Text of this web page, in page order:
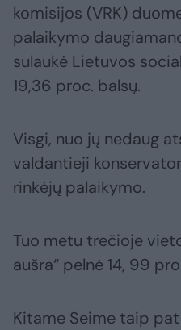
komisijos (VRK)
palaikymo
sulaukė Lietuvos
19,36 proc. balsų.
Visgi, nuo jų nedaug
valdantieji
rinkėjų palaikymo.
Tuo metu trečioje
aušra“ pelnė 14, 99
Kitame Seime taip